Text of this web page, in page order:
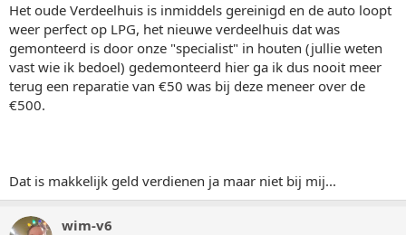
Het oude Verdeelhuis is inmiddels gereinigd en de auto loopt
weer perfect op LPG, het nieuwe verdeelhuis dat was
gemonteerd is door onze "specialist" in houten (jullie weten
vast wie ik bedoel) gedemonteerd hier ga ik dus nooit meer
terug een reparatie van €50 was bij deze meneer over de
€500.
Dat is makkelijk geld verdienen ja maar niet bij mij...
wim-v6